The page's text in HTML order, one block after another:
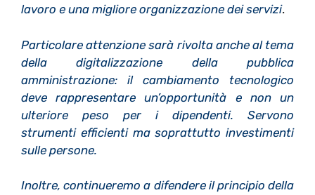
lavoro e una migliore organizzazione dei servizi.
Particolare attenzione sarà rivolta anche al tema
della digitalizzazione della pubblica
amministrazione: il cambiamento tecnologico
deve rappresentare un’opportunità e non un
ulteriore peso per i dipendenti. Servono
strumenti efficienti ma soprattutto investimenti
sulle persone.
Inoltre, continueremo a difendere il principio della